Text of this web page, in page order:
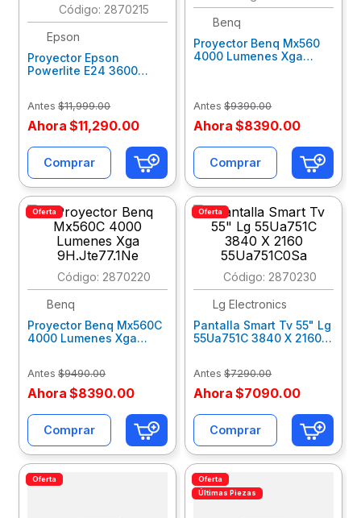
: 2870215
Epson
Proyector Epson
Powerlite E24 3600
Antes $11,999.00
Ahora $11,290.00
Comprar
Benq
Proyector Benq Mx560
4000 Lumenes Xga
Antes $9390.00
Ahora $8390.00
Comprar
Oferta
: 2870220
Benq
Proyector Benq Mx560C
4000 Lumenes Xga
Antes $9490.00
Ahora $8390.00
Comprar
Oferta
: 2870230
Lg Electronics
Pantalla Smart Tv 55" Lg
55Ua751C 3840 X 2160
Antes $7290.00
Ahora $7090.00
Comprar
Oferta
Oferta
Últimas Piezas
10. escolar